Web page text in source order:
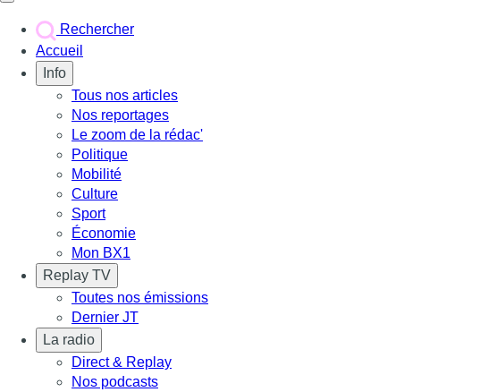
Rechercher
Accueil
Info
Tous nos articles
Nos reportages
Le zoom de la rédac'
Politique
Mobilité
Culture
Sport
Économie
Mon BX1
Replay TV
Toutes nos émissions
Dernier JT
La radio
Direct & Replay
Nos podcasts